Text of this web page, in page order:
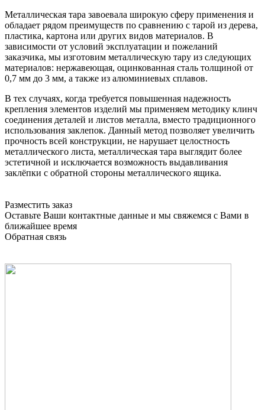
Металлическая тара завоевала широкую сферу применения и
обладает рядом преимуществ по сравнению с тарой из дерева,
пластика, картона или других видов материалов. В
зависимости от условий эксплуатации и пожеланий
заказчика, мы изготовим металлическую тару из следующих
материалов: нержавеющая, оцинкованная сталь толщиной от
0,7 мм до 3 мм, а также из алюминиевых сплавов.
В тех случаях, когда требуется повышенная надежность
крепления элементов изделий мы применяем методику клинч
соединения деталей и листов металла, вместо традиционного
использования заклепок. Данный метод позволяет увеличить
прочность всей конструкции, не нарушает целостность
металлического листа, металлическая тара выглядит более
эстетичной и исключается возможность выдавливания
заклёпки с обратной стороны металлического ящика.
Разместить заказ
Оставьте Ваши контактные данные и мы свяжемся с Вами в
ближайшее время
Обратная связь